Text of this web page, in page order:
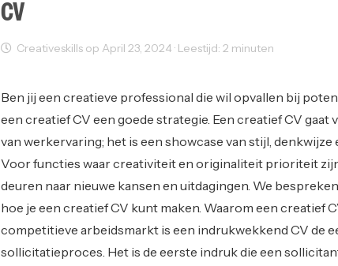
CV
Creativeskills op April 23, 2024 · Leestijd: 2 minuten
Ben jij een creatieve professional die wil opvallen bij
een creatief CV een goede strategie. Een creatief CV gaat
van werkervaring; het is een showcase van stijl,
Voor functies waar creativiteit en originaliteit prioriteit
deuren naar nieuwe kansen en uitdagingen. We
hoe je een creatief CV kunt maken. Waarom een creatief
competitieve arbeidsmarkt is een indrukwekkend CV de
sollicitatieproces. Het is de eerste indruk die een